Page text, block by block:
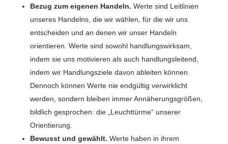
Bezug zum eigenen Handeln. Werte sind Leitlinien
unseres Handelns, die wir wählen, für die wir uns
entscheiden und an denen wir unser Handeln
orientieren. Werte sind sowohl handlungswirksam,
indem sie uns motivieren als auch handlungsleitend,
indem wir Handlungsziele davon ableiten können.
Dennoch können Werte nie endgültig verwirklicht
werden, sondern bleiben immer Annäherungsgrößen,
bildlich gesprochen: die „Leuchttürme“ unserer
Orientierung.
Bewusst und gewählt. Werte haben in ihrem